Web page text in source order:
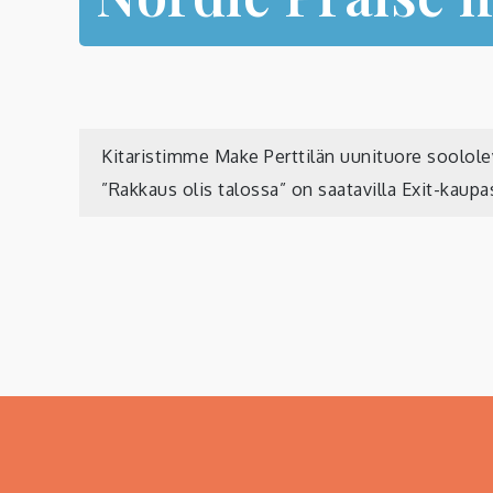
Artikkelien
Kitaristimme Make Perttilän uunituore
”Rakkaus olis talossa” on saatavilla Exit-